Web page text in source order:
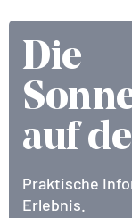
Die
auf
Praktische
Erlebnis.